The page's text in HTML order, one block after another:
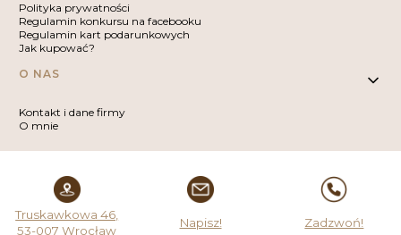
Polityka prywatności
Regulamin konkursu na facebooku
Regulamin kart podarunkowych
Jak kupować?
O NAS
Kontakt i dane firmy
O mnie
Truskawkowa 46,
53-007 Wrocław
Napisz! Zadzwoń!